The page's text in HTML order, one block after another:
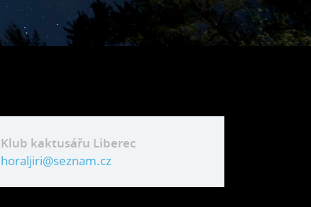
Klub kaktusářu Liberec
horaljiri@seznam.cz